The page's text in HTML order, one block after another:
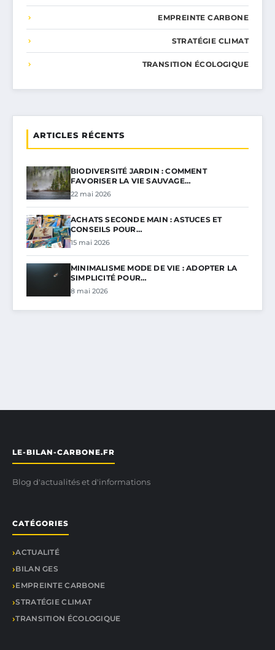
EMPREINTE CARBONE
STRATÉGIE CLIMAT
TRANSITION ÉCOLOGIQUE
ARTICLES RÉCENTS
BIODIVERSITÉ JARDIN : COMMENT
FAVORISER LA VIE SAUVAGE…
22 mai 2026
ACHATS SECONDE MAIN : ASTUCES ET
CONSEILS POUR…
15 mai 2026
MINIMALISME MODE DE VIE : ADOPTER LA
SIMPLICITÉ POUR…
8 mai 2026
LE-BILAN-CARBONE.FR
Blog d'actualités et d'informations
CATÉGORIES
ACTUALITÉ
BILAN GES
EMPREINTE CARBONE
STRATÉGIE CLIMAT
TRANSITION ÉCOLOGIQUE